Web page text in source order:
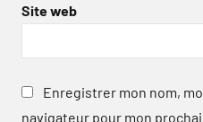
Site web
Enregistrer mon nom,
navigateur pour mon